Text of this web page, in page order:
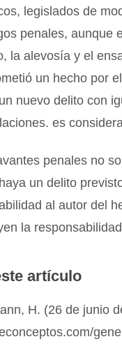
legislados de
penales, aunque
la alevosía y el
un hecho por
nuevo delito con
es
penales no
un delito
al autor del
la
artículo
H. (26 de junio